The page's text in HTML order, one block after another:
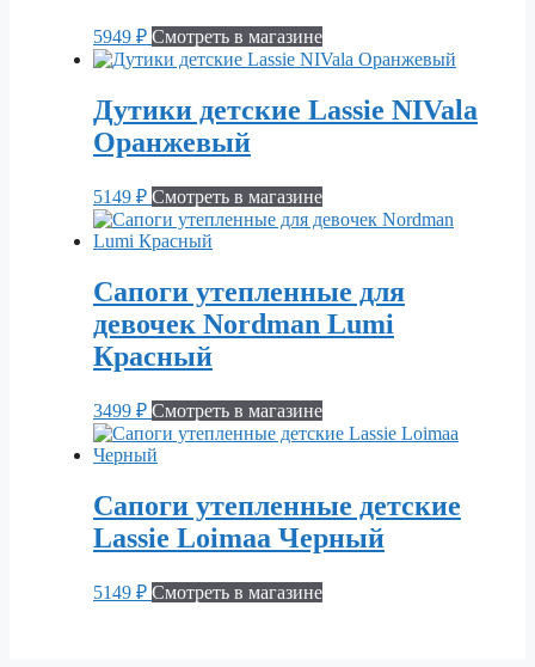
5949 ₽ Смотреть в магазине
Дутики детские Lassie NIVala
Оранжевый
5149 ₽ Смотреть в магазине
Сапоги утепленные для
девочек Nordman Lumi
Красный
3499 ₽ Смотреть в магазине
Сапоги утепленные детские
Lassie Loimaa Черный
5149 ₽ Смотреть в магазине